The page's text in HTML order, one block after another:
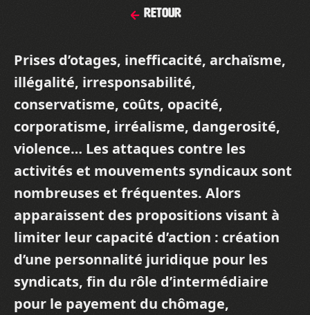
Retour
Prises d’otages, inefficacité, archaïsme,
illégalité, irresponsabilité,
conservatisme, coûts, opacité,
corporatisme, irréalisme, dangerosité,
violence… Les attaques contre les
activités et mouvements syndicaux sont
nombreuses et fréquentes. Alors
apparaissent des propositions visant à
limiter leur capacité d’action : création
d’une personnalité juridique pour les
syndicats, fin du rôle d’intermédiaire
pour le payement du chômage,